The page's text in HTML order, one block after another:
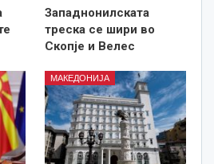
Западнонилската
треска се шири во
Скопје и Велес
МАКЕДОНИЈА